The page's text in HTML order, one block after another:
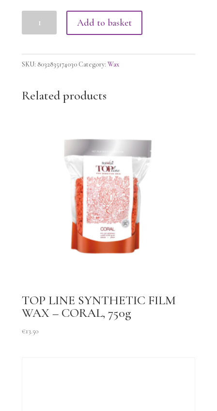
LIPOSOLUBLE
AQUAMARINE,
quantity
Add to basket
SKU: 8032835174030 Category: Wax
Related products
TOP LINE SYNTHETIC FILM
WAX – CORAL, 750g
€13.50